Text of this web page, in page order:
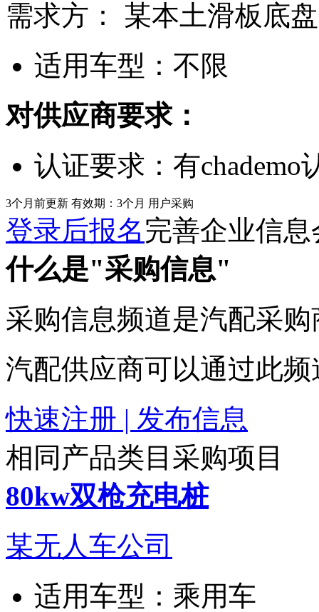
需求方：
某本土滑板底
适用车型： 不限
对供应商要求：
认证要求： 有chademo
3个月前更新 有效期：3个月 用户采购
登录后报名完善企业信
什么是"采购信息"
采购信息频道是汽配采
汽配供应商可以通过此
快速注册 | 发布信息
相同产品类目采购项目
80kw双枪充电桩
某无人车公司
适用车型： 乘用车